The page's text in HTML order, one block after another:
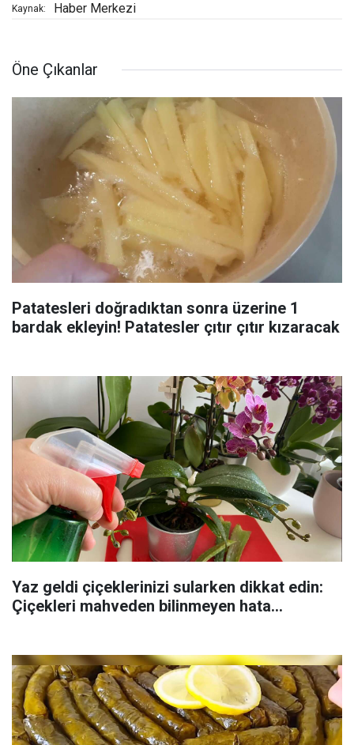
Kaynak: Haber Merkezi
Öne Çıkanlar
Patatesleri doğradıktan sonra üzerine 1
bardak ekleyin! Patatesler çıtır çıtır kızaracak
Yaz geldi çiçeklerinizi sularken dikkat edin:
Çiçekleri mahveden bilinmeyen hata...